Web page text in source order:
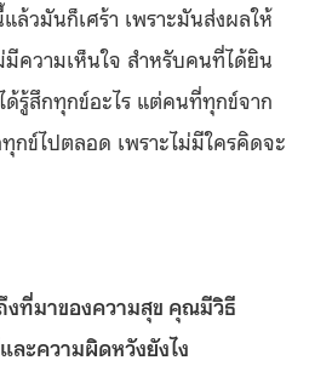
ล้วมันก็เศร้า เพราะมันส่งผลให้
ความเห็นใจ สำหรับคนที่ได้ยิน
ด้รู้สึกทุกข์อะไร แต่คนที่ทุกข์จาก
กข์ไปตลอด เพราะไม่มีใครคิดจะ
ที่มาของความสุข คุณมีวิธี
ะความผิดหวังยังไง